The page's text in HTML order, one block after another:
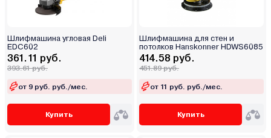
Шлифмашина угловая Deli
EDC602
361.11 руб.
393.61 руб.
от 9 руб. руб./мес.
Купить
Шлифмашина для стен и
потолков Hanskonner HDWS6085
414.58 руб.
451.89 руб.
от 11 руб. руб./мес.
Купить